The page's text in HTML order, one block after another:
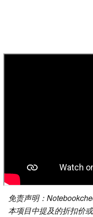
免责声明：
本项目中提及的折扣价